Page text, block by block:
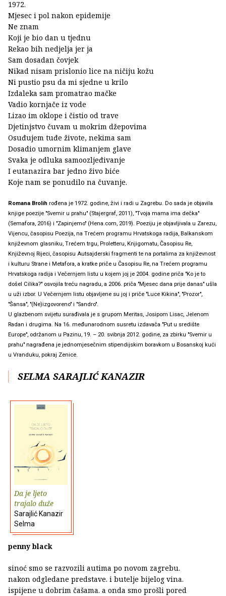
1972.
Mjesec i pol nakon epidemije
Ne znam
Koji je bio dan u tjednu
Rekao bih nedjelja jer ja
Sam dosadan čovjek
Nikad nisam prislonio lice na ničiju kožu
Ni pustio psu da mi sjedne u krilo
Izdaleka sam promatrao mačke
Vadio kornjače iz vode
Lizao im oklope i čistio od trave
Djetinjstvo čuvam u mokrim džepovima
Osuđujem tuđe živote, nekima sam
Dosadio umornim klimanjem glave
Svaka je odluka samoozljeđivanje
I eutanazira bar jedno živo biće
Koje nam se ponudilo na čuvanje.
Romana Brolih rođena je 1972. godine, živi i radi u Zagrebu. Do sada je objavila
knjige poezije "Svemir u prahu" (Stajergraf, 2011), "Tvoja mama ima dečka"
(Semafora, 2016) i "Zapinjemo" (Hena.com, 2019). Poeziju je objavljivala u Zarezu,
Vijencu, časopisu Poezija, na Trećem programu Hrvatskoga radija, Balkanskom
književnom glasniku, Trećem trgu, Proletteru, Knjigomatu, Časopisu Re,
Književnoj Rijeci, časopisu Autsajderski fragmenti te na portalima za književnost
i kulturu Strane i Metafora, a kratke priče u Časopisu Re, na Trećem programu
Hrvatskoga radija i Večernjem listu u kojem joj je 2004. godine priča "Ko je to
došel Cilika?" osvojila treću nagradu, a 2006. priča "Mjesec dana prije danas" ušla
u uži izbor. U Večernjem listu objavljene su joj i priče "Luce Kikina", "Prozor",
"Šansa", "(Ne)izgovoreno" i "Sandro".
U glazbenom svijetu surađivala je s grupom Meritas, Josipom Lisac, Jelenom
Radan i drugima. Na 16. međunarodnom susretu izdavača "Put u središte
Europe", održanom u Pazinu, 19. – 20. svibnja 2012. godine, za zbirku "Svemir u
prahu" nagrađena je jednomjesečnim stipendijskim boravkom u Bosanskoj kući
u Vranduku, pokraj Zenice.
SELMA SARAJLIĆ KANAZIR
Da je ljeto
trajalo duže
Sarajlić Kanazir
Selma
penny black
sinoć smo se razvozili autima po novom zagrebu.
nakon odgledane predstave. i butelje bijelog vina.
ispijene u dobrim čašama. a onda smo prošli pored